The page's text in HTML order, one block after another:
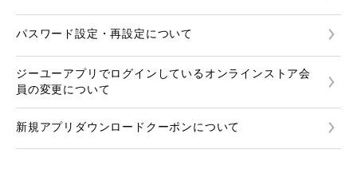
パスワード設定・再設定について
ジーユーアプリでログインしているオンラインストア会
員の変更について
新規アプリダウンロードクーポンについて